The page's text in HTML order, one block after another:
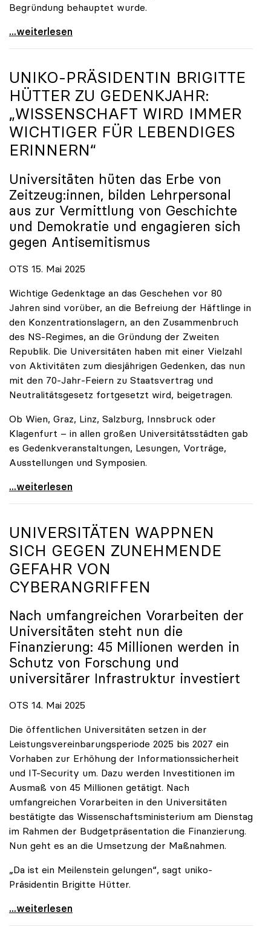
Begründung behauptet wurde.
ORF-Publikumsrat: Regierung entsendet nun doch
...weiterlesen
UNIKO-PRÄSIDENTIN BRIGITTE
HÜTTER ZU GEDENKJAHR:
„WISSENSCHAFT WIRD IMMER
WICHTIGER FÜR LEBENDIGES
ERINNERN“
Universitäten hüten das Erbe von
Zeitzeug:innen, bilden Lehrpersonal
aus zur Vermittlung von Geschichte
und Demokratie und engagieren sich
gegen Antisemitismus
OTS 15. Mai 2025
Wichtige Gedenktage an das Geschehen vor 80
Jahren sind vorüber, an die Befreiung der Häftlinge in
den Konzentrationslagern, an den Zusammenbruch
des NS-Regimes, an die Gründung der Zweiten
Republik. Die Universitäten haben mit einer Vielzahl
von Aktivitäten zum diesjährigen Gedenken, das nun
mit den 70-Jahr-Feiern zu Staatsvertrag und
Neutralitätsgesetz fortgesetzt wird, beigetragen.
Ob Wien, Graz, Linz, Salzburg, Innsbruck oder
Klagenfurt – in allen großen Universitätsstädten gab
es Gedenkveranstaltungen, Lesungen, Vorträge,
Ausstellungen und Symposien.
uniko-Präsidentin Brigitte Hütter zu Gedenkjahr:
...weiterlesen
UNIVERSITÄTEN WAPPNEN
SICH GEGEN ZUNEHMENDE
GEFAHR VON
CYBERANGRIFFEN
Nach umfangreichen Vorarbeiten der
Universitäten steht nun die
Finanzierung: 45 Millionen werden in
Schutz von Forschung und
universitärer Infrastruktur investiert
OTS 14. Mai 2025
Die öffentlichen Universitäten setzen in der
Leistungsvereinbarungsperiode 2025 bis 2027 ein
Vorhaben zur Erhöhung der Informationssicherheit
und IT-Security um. Dazu werden Investitionen im
Ausmaß von 45 Millionen getätigt. Nach
umfangreichen Vorarbeiten in den Universitäten
bestätigte das Wissenschaftsministerium am Dienstag
im Rahmen der Budgetpräsentation die Finanzierung.
Nun geht es an die Umsetzung der Maßnahmen.
„Da ist ein Meilenstein gelungen“, sagt uniko-
Präsidentin Brigitte Hütter.
Universitäten wappnen sich gegen zunehmende Gefahr
...weiterlesen